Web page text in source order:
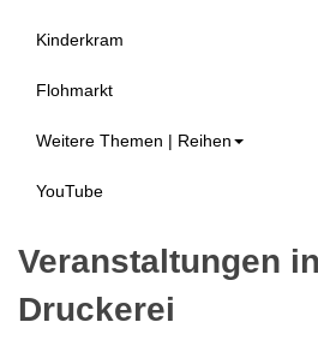
Kinderkram
Flohmarkt
Weitere Themen | Reihen
YouTube
Veranstaltungen
Druckerei